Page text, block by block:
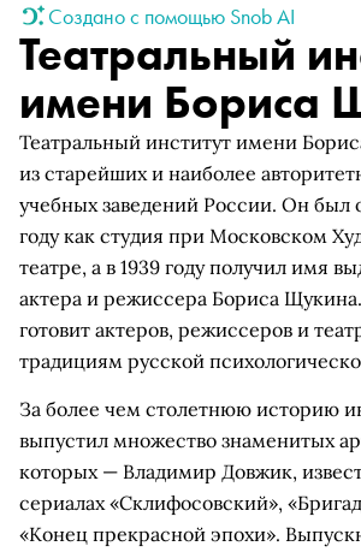
Создано с помощью Snob AI
Театральный
имени Бориса
Театральный институт имени
из старейших и наиболее
учебных заведений России. Он был
году как студия при Московском
театре, а в 1939 году получил имя
актера и режиссера Бориса
готовит актеров, режиссеров и
традициям русской
За более чем столетнюю историю
выпустил множество знаменитых
которых — Владимир Довжик,
сериалах «Склифосовский»,
«Конец прекрасной эпохи».